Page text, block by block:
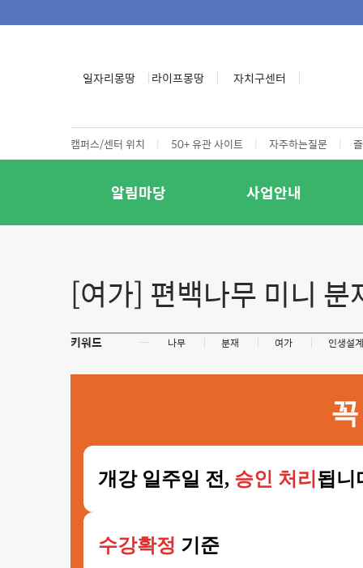
일자리몽땅 라이프몽땅 자치구센터
캠퍼스/센터 위치 | 50+ 유관 사이트 | 자주하는질문 |
알림마당 사업안내
[여가] 편백나무 미니 분
키워드 ㅡ 나무 분재 여가 인생설계
개강 일주일 전, 승인 처리 됩니
수강확정 기준